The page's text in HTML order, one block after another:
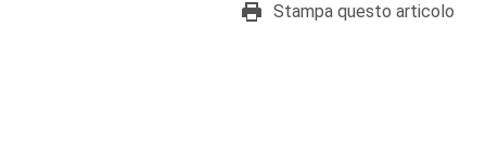
Stampa questo articolo